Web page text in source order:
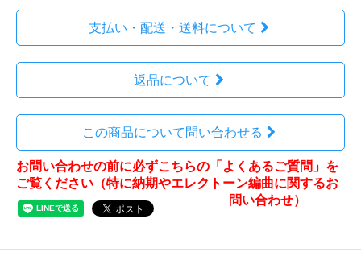
支払い・配送・送料について
返品について
この商品について問い合わせる
お問い合わせの前に必ずこちらの「よくあるご質問」を
ご覧ください（特に納期やエレクトーン編曲に関するお
問い合わせ）